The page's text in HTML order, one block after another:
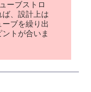
ーブストロ
、設計上は
ブを繰り出
トが合いま